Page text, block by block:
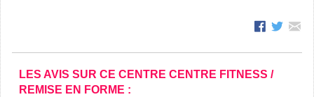
LES AVIS SUR CE CENTRE CENTRE FITNESS /
REMISE EN FORME :